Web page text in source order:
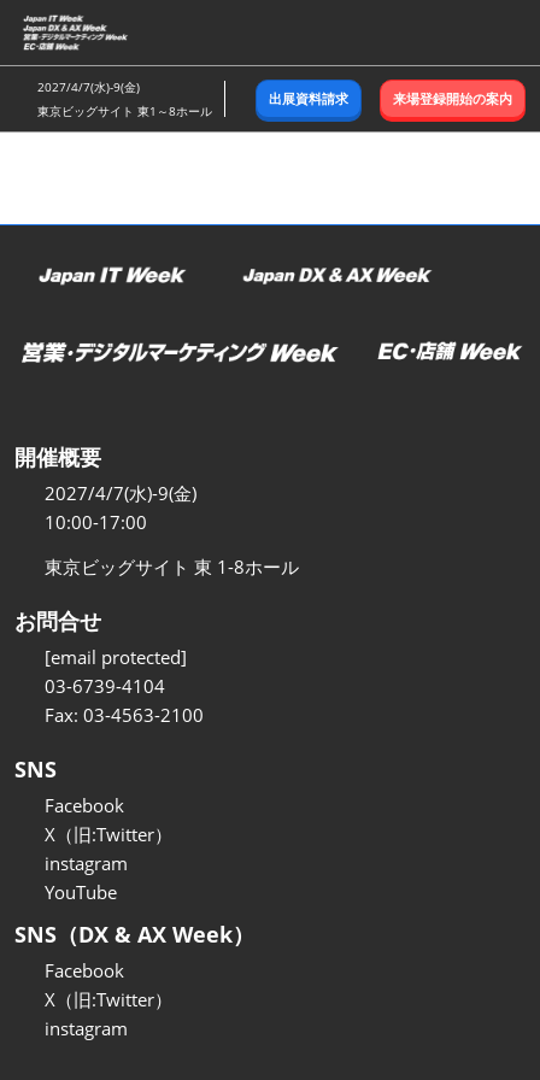
ス
キ
ッ
し
む
2027/4/7(水)-9(金)
東京ビッグサイト 東1～8ホール
出展資料請求 来場登録開始の案内
開催概要
2027/4/7(水)-9(金)
10:00-17:00
東京ビッグサイト 東 1-8ホール
お問合せ
[email protected]
03-6739-4104
Fax: 03-4563-2100
SNS
Facebook
X（旧:Twitter）
instagram
YouTube
SNS（DX & AX Week）
Facebook
X（旧:Twitter）
instagram